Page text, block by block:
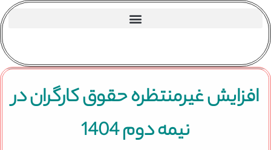
افزایش غیرمنتظره حقوق کارگران در
نیمه دوم 1404